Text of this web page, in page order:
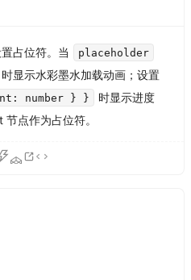
占位符。当 placeholder
时显示水彩墨水加载动画；设置
number } }
时显示进度
点作为占位符。